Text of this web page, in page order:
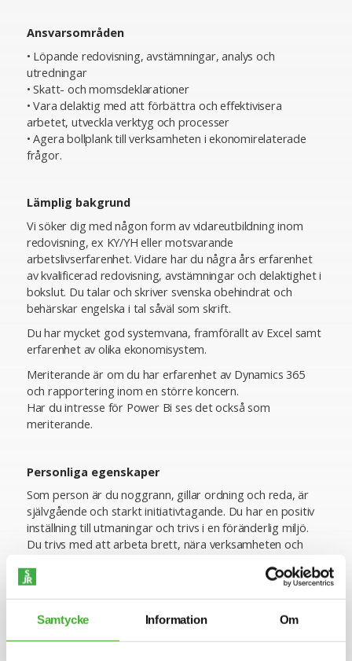
Samtycke Information Om
Ansvarsområden
• Löpande redovisning, avstämningar, analys och
utredningar
• Skatt- och momsdeklarationer
• Vara delaktig med att förbättra och effektivisera
arbetet, utveckla verktyg och processer
• Agera bollplank till verksamheten i ekonomirelaterade
frågor.
Lämplig bakgrund
Vi söker dig med någon form av vidareutbildning inom
redovisning, ex KY/YH eller motsvarande
arbetslivserfarenhet. Vidare har du några års erfarenhet
av kvalificerad redovisning, avstämningar och delaktighet i
bokslut. Du talar och skriver svenska obehindrat och
behärskar engelska i tal såväl som skrift.
Du har mycket god systemvana, framförallt av Excel samt
erfarenhet av olika ekonomisystem.
Meriterande är om du har erfarenhet av Dynamics 365
och rapportering inom en större koncern.
Har du intresse för Power Bi ses det också som
meriterande.
Personliga egenskaper
Som person är du noggrann, gillar ordning och reda, är
självgående och starkt initiativtagande. Du har en positiv
inställning till utmaningar och trivs i en föränderlig miljö.
Du trivs med att arbeta brett, nära verksamheten och
Du är en teamplayer som bygger relationer, har lätt för